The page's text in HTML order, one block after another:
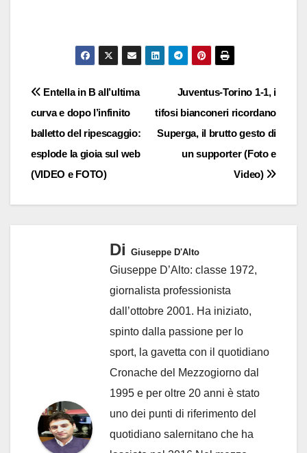
Navigazione
articoli
Juventus-Torino 1-1, i
tifosi bianconeri ricordano
Superga, il brutto gesto di
un supporter (Foto e
Video)
Entella in B all’ultima
curva e dopo l’infinito
balletto del ripescaggio:
esplode la gioia sul web
(VIDEO e FOTO)
Di Giuseppe D'Alto
Giuseppe D’Alto: classe 1972,
giornalista professionista
dall’ottobre 2001. Ha iniziato,
spinto dalla passione per lo
sport, la gavetta con il quotidiano
Cronache del Mezzogiorno dal
1995 e per oltre 20 anni è stato
uno dei punti di riferimento del
quotidiano salernitano che ha